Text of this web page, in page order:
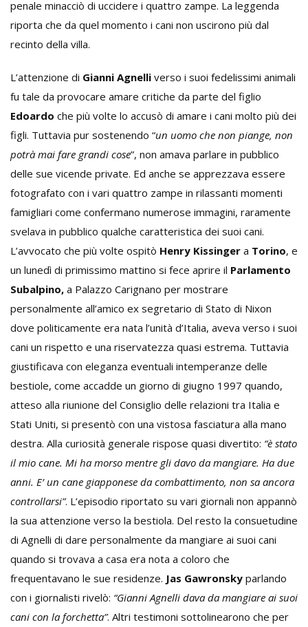
penale minacciò di uccidere i quattro zampe. La leggenda
riporta che da quel momento i cani non uscirono più dal
recinto della villa.
L’attenzione di Gianni Agnelli verso i suoi fedelissimi animali
fu tale da provocare amare critiche da parte del figlio
Edoardo che più volte lo accusò di amare i cani molto più dei
figli. Tuttavia pur sostenendo “un uomo che non piange, non
potrà mai fare grandi cose”, non amava parlare in pubblico
delle sue vicende private. Ed anche se apprezzava essere
fotografato con i vari quattro zampe in rilassanti momenti
famigliari come confermano numerose immagini, raramente
svelava in pubblico qualche caratteristica dei suoi cani.
L’avvocato che più volte ospitò Henry Kissinger a Torino, e
un lunedì di primissimo mattino si fece aprire il Parlamento
Subalpino, a Palazzo Carignano per mostrare
personalmente all’amico ex segretario di Stato di Nixon
dove politicamente era nata l’unità d’Italia, aveva verso i suoi
cani un rispetto e una riservatezza quasi estrema. Tuttavia
giustificava con eleganza eventuali intemperanze delle
bestiole, come accadde un giorno di giugno 1997 quando,
atteso alla riunione del Consiglio delle relazioni tra Italia e
Stati Uniti, si presentò con una vistosa fasciatura alla mano
destra. Alla curiosità generale rispose quasi divertito: “è stato
il mio cane. Mi ha morso mentre gli davo da mangiare. Ha due
anni. E’ un cane giapponese da combattimento, non sa ancora
controllarsi”. L’episodio riportato su vari giornali non appannò
la sua attenzione verso la bestiola. Del resto la consuetudine
di Agnelli di dare personalmente da mangiare ai suoi cani
quando si trovava a casa era nota a coloro che
frequentavano le sue residenze. Jas Gawronsky parlando
con i giornalisti rivelò: “Gianni Agnelli dava da mangiare ai suoi
cani con la forchetta”. Altri testimoni sottolinearono che per